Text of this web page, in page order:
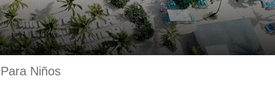
Niños